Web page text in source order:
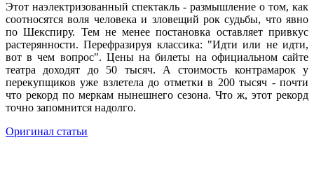
Этот наэлектризованный спектакль - размышление о том, как
соотносятся воля человека и зловещий рок судьбы, что явно
по Шекспиру. Тем не менее постановка оставляет привкус
растерянности. Перефразируя классика: "Идти или не идти,
вот в чем вопрос". Цены на билеты на официальном сайте
театра доходят до 50 тысяч. А стоимость контрамарок у
перекупщиков уже взлетела до отметки в 200 тысяч - почти
что рекорд по меркам нынешнего сезона. Что ж, этот рекорд
точно запомнится надолго.
Оригинал статьи